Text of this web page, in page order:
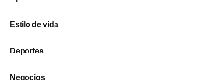
Estilo de vida
Deportes
Negocios